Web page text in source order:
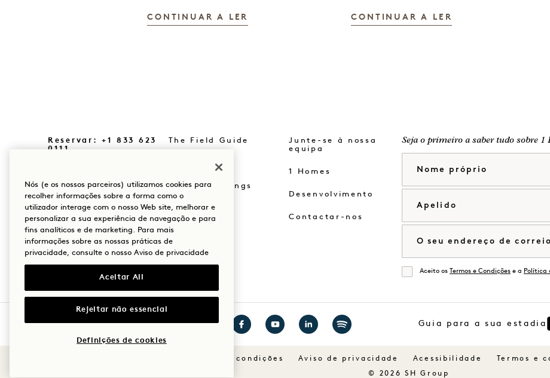
CONTINUAR A LER CONTINUAR A LER
Reservar: +1 833 623
0111
localizações
A nossa história
Sustentabilidade
The Field Guide
Imprensa
Loja Goodthings
Mission
Junte-se à nossa
equipa
1 Homes
Desenvolvimento
Contactar-nos
Seja o primeiro a saber tudo sobre 1
De acordo
Aceito os Termos e Condições e a Política
Visitar
1
1
1
1
Guia para a sua estadia
Termos e condições Aviso de privacidade Acessibilidade Termos e
© 2026 SH Group
Nós (e os nossos parceiros) utilizamos cookies para
recolher informações sobre a forma como o
utilizador interage com o nosso Web site, melhorar e
personalizar a sua experiência de navegação e para
fins analíticos e de marketing. Para mais
informações sobre as nossas práticas de
privacidade, consulte o nosso Aviso de privacidade
Aceitar All
Rejeitar não essencial
Definições de cookies